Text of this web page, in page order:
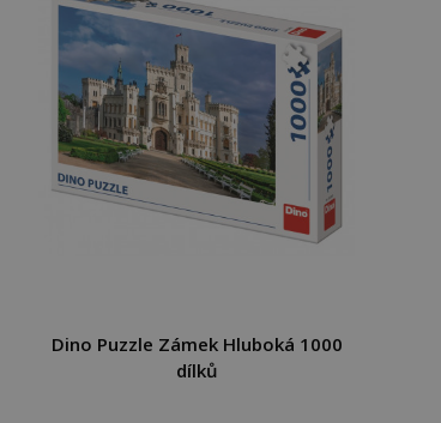
Dino Puzzle Zámek Hluboká 1000
dílků